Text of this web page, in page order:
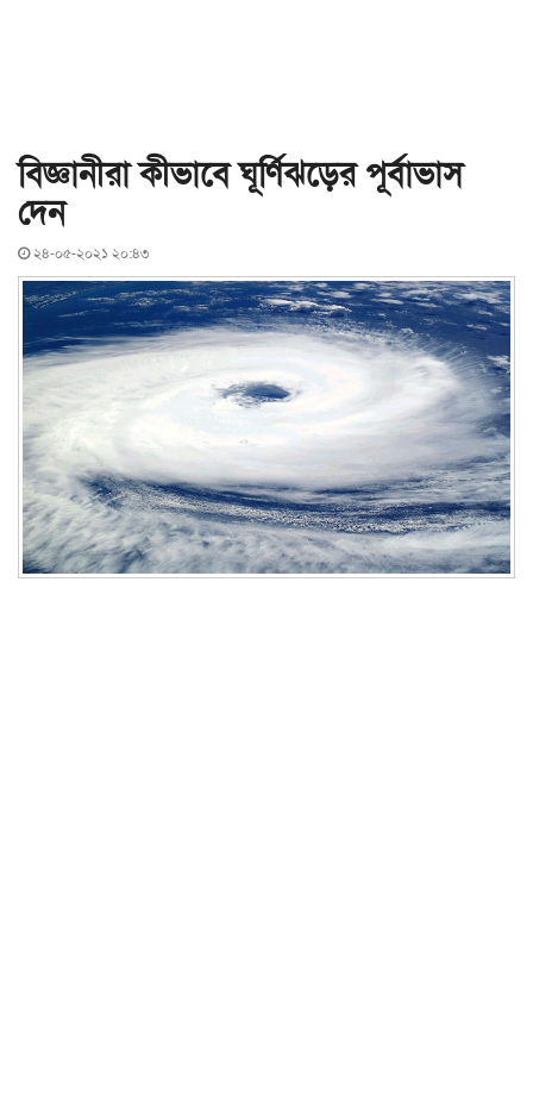
বিজ্ঞানীরা কীভাবে ঘূর্ণিঝড়ের পূর্বাভাস
দেন
২৪-০৫-২০২১ ২০:৪৩